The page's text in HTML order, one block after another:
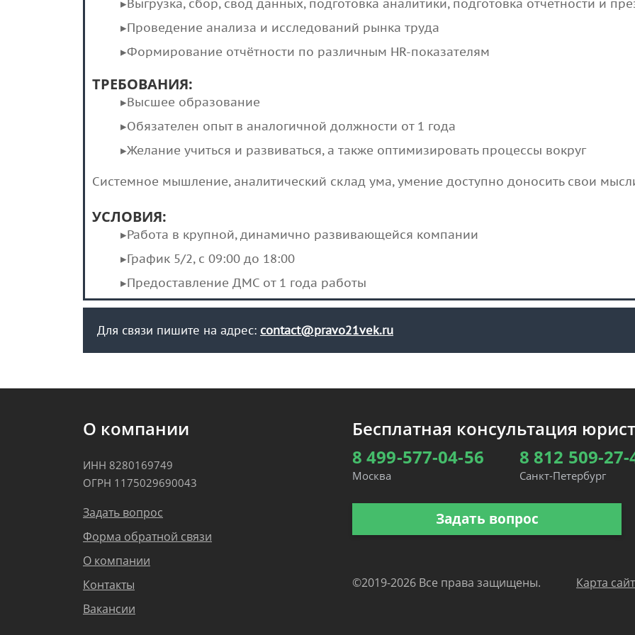
▸Выгрузка, сбор, свод данных, подготовка аналитики, подготовка отчетности и
▸Проведение анализа и исследований рынка труда
▸Формирование отчётности по различным HR-показателям
ТРЕБОВАНИЯ:
▸Высшее образование
▸Обязателен опыт в аналогичной должности от 1 года
▸Желание учиться и развиваться, а также оптимизировать процессы вокруг
Системное мышление, аналитический склад ума, умение доступно доносить свои
УСЛОВИЯ:
▸Работа в крупной, динамично развивающейся компании
▸График 5/2, с 09:00 до 18:00
▸Предоставление ДМС от 1 года работы
Для связи пишите на адрес: contact@pravo21vek.ru
О компании
ИНН 8280169749
ОГРН 1175029690043
Задать вопрос
Форма обратной связи
О компании
Контакты
Вакансии
Бесплатная консультация
8 499-577-04-56
Москва
8 812 509-27-
Санкт-Петербург
Задать вопрос
©2019-2026 Все права защищены. Карта